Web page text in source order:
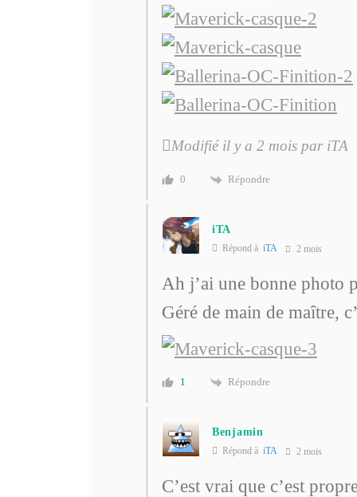
Modifié il y a 2 mois par iTA
0 Répondre
iTA
Répond à iTA 2 mois
Ah j’ai une bonne photo
Géré de main de maître,
1 Répondre
Benjamin
Répond à iTA 2 mois
C’est vrai que c’est